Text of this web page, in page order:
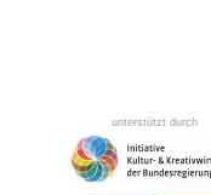
unterstützt durch